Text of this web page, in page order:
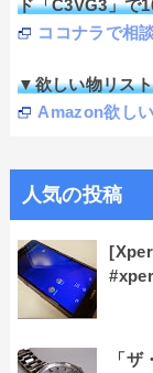
ド「C3VG3」で
ココナラで相
▼欲しい物リスト
Amazon欲し
人気の投稿
「